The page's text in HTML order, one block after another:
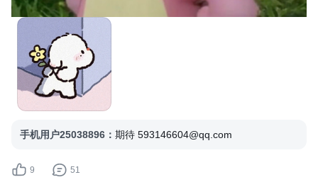
手机用户25038896 ： 期待 593146604@qq.com
9 51